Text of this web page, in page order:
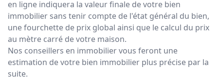
en ligne indiquera la valeur finale de votre bien
immobilier sans tenir compte de l'état général du bien,
une fourchette de prix global ainsi que le calcul du prix
au mètre carré de votre maison.
Nos conseillers en immobilier vous feront une
estimation de votre bien immobilier plus précise par la
suite.